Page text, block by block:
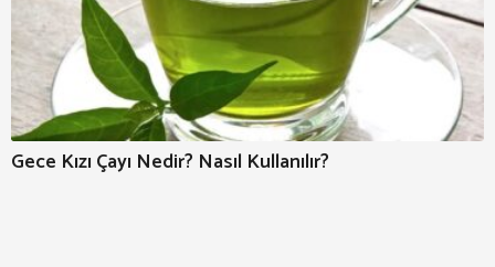
Gece Kızı Çayı Nedir? Nasıl Kullanılır?